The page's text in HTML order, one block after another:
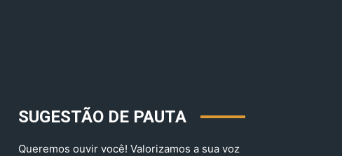
SUGESTÃO DE PAUTA
Queremos ouvir você! Valorizamos a sua voz